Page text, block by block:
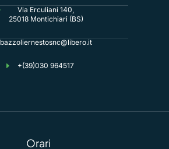
Via Erculiani 140,
25018 Montichiari (BS)
bazzoliernestosnc@libero.it
+(39)030 964517
Orari